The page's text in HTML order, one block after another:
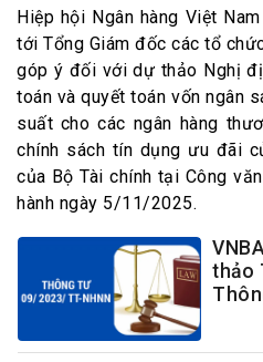
Hiệp hội Ngân hàng Việt
tới Tổng Giám đốc các tổ
góp ý đối với dự thảo Nghị
toán và quyết toán vốn ngân
suất cho các ngân hàng
chính sách tín dụng ưu đãi
của Bộ Tài chính tại Công
hành ngày 5/11/2025.
thảo